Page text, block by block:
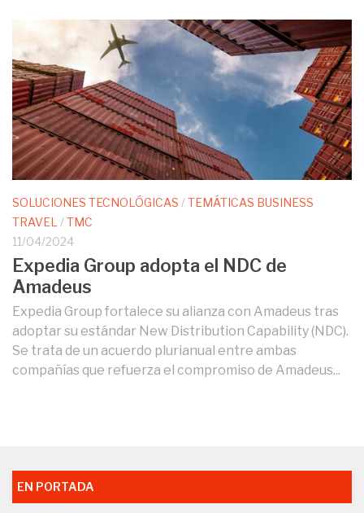
SOLUCIONES TECNOLÓGICAS /TEMÁTICAS BUSINESS
TRAVEL /TMC
11/04/2024
Expedia Group adopta el NDC de
Amadeus
Expedia Group fortalece su alianza con Amadeus tras
adoptar su estándar New Distribution Capability (NDC).
Se trata de un acuerdo plurianual entre ambas
compañías que refuerza el compromiso de Amadeus...
EN PORTADA